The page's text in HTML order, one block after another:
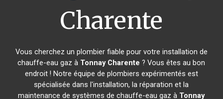
Charente
Vous cherchez un plombier fiable pour votre installation de
chauffe-eau gaz à Tonnay Charente ? Vous êtes au bon
endroit ! Notre équipe de plombiers expérimentés est
spécialisée dans l'installation, la réparation et la
maintenance de systèmes de chauffe-eau gaz à Tonnay